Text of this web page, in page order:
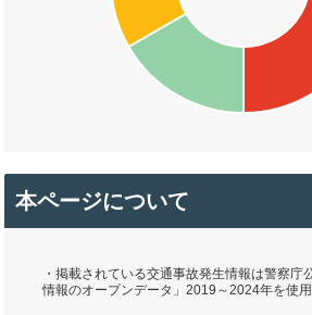
本ページについて
・掲載されている交通事故発生情報は警察庁
情報のオープンデータ」2019～2024年を使用